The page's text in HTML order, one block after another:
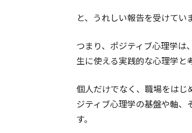
と、うれしい報告を受けてい
つまり、ポジティブ心理学
生に使える実践的な心理学と
個人だけでなく、職場をはじ
ジティブ心理学の基盤や軸、
す。